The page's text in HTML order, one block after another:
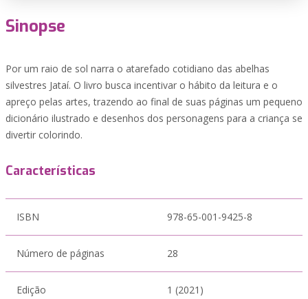
Sinopse
Por um raio de sol narra o atarefado cotidiano das abelhas
silvestres Jataí. O livro busca incentivar o hábito da leitura e o
apreço pelas artes, trazendo ao final de suas páginas um pequeno
dicionário ilustrado e desenhos dos personagens para a criança se
divertir colorindo.
Características
ISBN 978-65-001-9425-8
Número de páginas 28
Edição 1 (2021)